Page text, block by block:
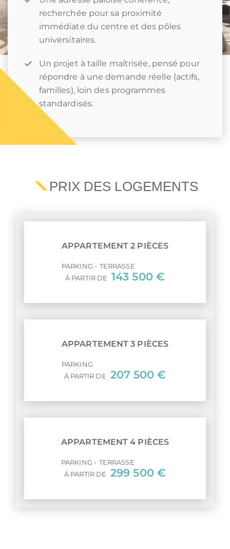
recherchée pour sa proximité
immédiate du centre et des pôles
universitaires.
Un projet à taille maîtrisée, pensé pour
répondre à une demande réelle (actifs,
familles), loin des programmes
standardisés.
PRIX DES LOGEMENTS
APPARTEMENT 2 PIÈCES
PARKING
TERRASSE
À PARTIR DE
143 500 €
APPARTEMENT 3 PIÈCES
PARKING
À PARTIR DE 207 500 €
APPARTEMENT 4 PIÈCES
PARKING
TERRASSE
À PARTIR DE
299 500 €